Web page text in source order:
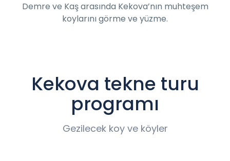
Demre ve Kaş arasında Kekova’nın muhteşem
koylarını görme ve yüzme.
Kekova tekne turu
programı
Gezilecek koy ve köyler